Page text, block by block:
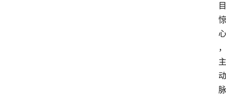
目
惊
心
，
主
动
脉